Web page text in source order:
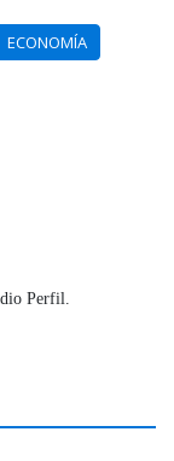
ECONOMÍA
Perfil.